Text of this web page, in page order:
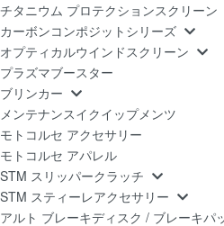
チタニウム プロテクションスクリーン
カーボンコンポジットシリーズ
オプティカルウインドスクリーン
プラズマブースター
ブリンカー
メンテナンスイクイップメンツ
モトコルセ アクセサリー
モトコルセ アパレル
STM スリッパークラッチ
STM スティーレアクセサリー
アルト ブレーキディスク / ブレーキパ